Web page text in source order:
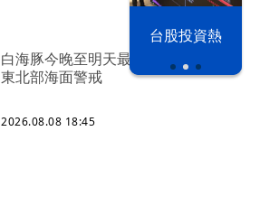
台股投資熱
白海豚今晚至明天最接近！ 北部、
東北部海面警戒
2026.08.08 18:45